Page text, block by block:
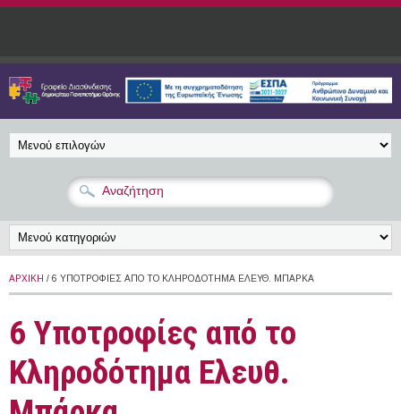
Παράκαμψη προς το κυρίως περιεχόμενο
ΑΡΧΙΚΉ / 6 ΥΠΟΤΡΟΦΊΕΣ ΑΠΌ ΤΟ ΚΛΗΡΟΔΌΤΗΜΑ ΕΛΕΥΘ. ΜΠΆΡΚΑ
6 Υποτροφίες από το
Κληροδότημα Ελευθ.